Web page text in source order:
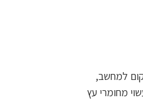
למחשב,
מחומרי עץ